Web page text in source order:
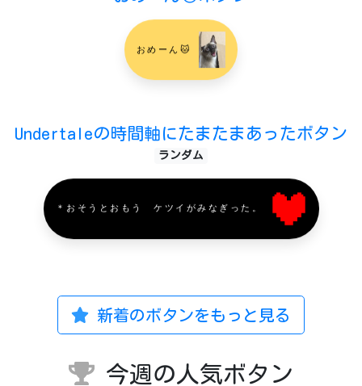
おめーん🐱
Undertaleの時間軸にたまたまあったボタン
ランダム
＊おそうとおもう ケツイがみなぎった。
新着のボタンをもっと見る
今週の人気ボタン